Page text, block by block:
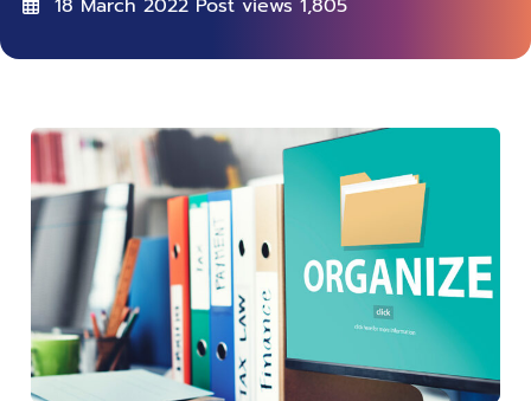
18 March 2022 Post views 1,805